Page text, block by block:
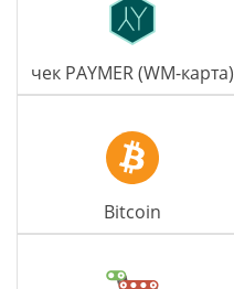
чек PAYMER (WM-карта)
Bitcoin